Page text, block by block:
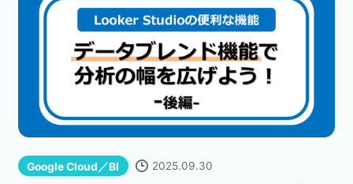
Google Cloud／BI 2025.09.30